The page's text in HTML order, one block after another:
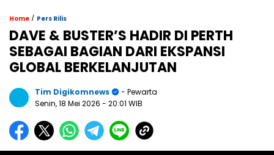
Home / Pers Rilis
DAVE & BUSTER’S HADIR DI PERTH
SEBAGAI BAGIAN DARI EKSPANSI
GLOBAL BERKELANJUTAN
Tim Digikomnews
- Pewarta
Senin, 18 Mei 2026 - 20:01 WIB